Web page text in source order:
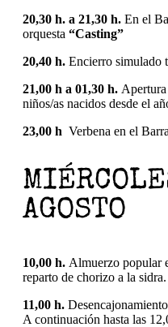
20,30 h. a 21,30 h. En el
orquesta “Casting”
20,40 h. Encierro simulado
21,00 h a 01,30 h.
niños/as nacidos desde el
23,00 h Verbena en el
AGOSTO
10,00 h. Almuerzo popular
reparto de chorizo a la sidra.
11,00 h.
A continuación hasta las